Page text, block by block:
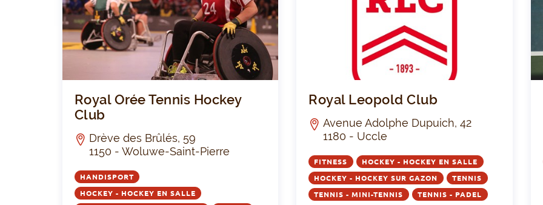
Royal Orée Tennis Hockey
Club
Drève des Brûlés, 59
1150 - Woluwe-Saint-Pierre
HANDISPORT
HOCKEY - HOCKEY EN SALLE
Royal Leopold Club
Avenue Adolphe Dupuich, 42
1180 - Uccle
FITNESS HOCKEY - HOCKEY EN SALLE
HOCKEY - HOCKEY SUR GAZON TENNIS
TENNIS - MINI-TENNIS TENNIS - PADEL